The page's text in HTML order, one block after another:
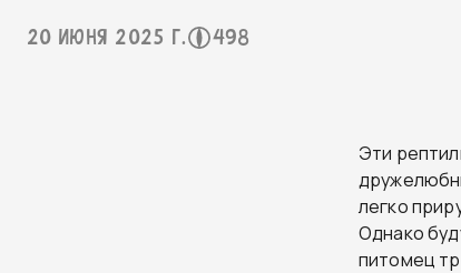
20 июня 2025 г. 498
Эти
легко
Однако
питомец